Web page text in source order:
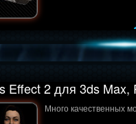
Effect 2 для 3ds Max,
Много качественных